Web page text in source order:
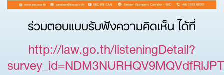
ร่วมตอบแบบรับฟังความคิดเห็น ได้ที่
http://law.go.th/listeningDetail?